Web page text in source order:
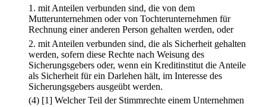
1. mit Anteilen verbunden sind, die von dem
Mutterunternehmen oder von Tochterunternehmen für
Rechnung einer anderen Person gehalten werden, oder
2. mit Anteilen verbunden sind, die als Sicherheit gehalten
werden, sofern diese Rechte nach Weisung des
Sicherungsgebers oder, wenn ein Kreditinstitut die Anteile
als Sicherheit für ein Darlehen hält, im Interesse des
Sicherungsgebers ausgeübt werden.
(4) [1] Welcher Teil der Stimmrechte einem Unternehmen